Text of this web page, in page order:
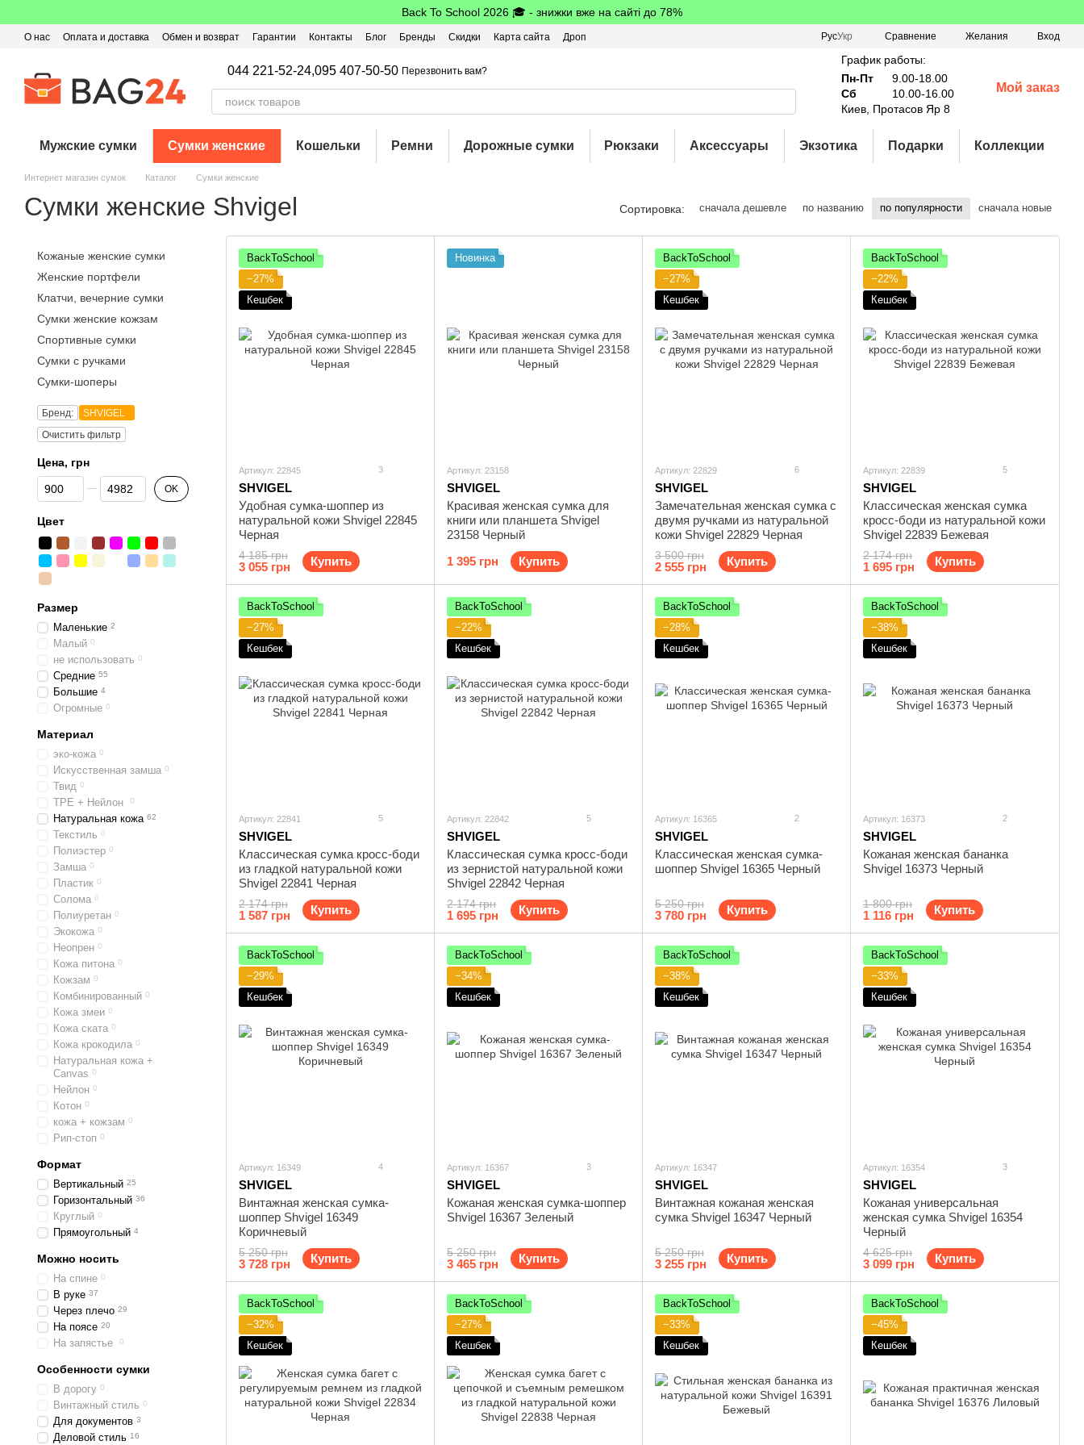
Back To School 2026 🎓 - знижки вже на сайті до 78%
О нас Оплата и доставка Обмен и возврат Гарантии Контакты Блог Бренды Скидки Карта сайта
Дроп
РусУкр Сравнение Желания Вход
044 221-52-24,095 407-50-50 Перезвонить вам?
График работы:
Пн-Пт
9.00-18.00
Сб
10.00-16.00
Киев, Протасов Яр 8
Мой заказ
Мужские сумки Сумки женские Кошельки Ремни Дорожные сумки Рюкзаки Аксессуары Экзотика Подарки Коллекции
Интернет магазин сумок Каталог Сумки женские
Сумки женские Shvigel Сортировка: сначала дешевле по названию по популярности сначала новые
BackToSchool
−27%
Кешбек
Артикул: 22845 3
SHVIGEL
Удобная сумка-шоппер из
натуральной кожи Shvigel 22845
Черная
4 185 грн
3 055 грн Купить
Новинка
Артикул: 23158
SHVIGEL
Красивая женская сумка для
книги или планшета Shvigel
23158 Черный
1 395 грн
Купить
BackToSchool
−27%
Кешбек
Артикул: 22829 6
SHVIGEL
Замечательная женская сумка с
двумя ручками из натуральной
кожи Shvigel 22829 Черная
3 500 грн
2 555 грн Купить
BackToSchool
−22%
Кешбек
Артикул: 22839 5
SHVIGEL
Классическая женская сумка
кросс-боди из натуральной кожи
Shvigel 22839 Бежевая
2 174 грн
1 695 грн Купить
BackToSchool
−27%
Кешбек
Артикул: 22841 5
SHVIGEL
Классическая сумка кросс-боди
из гладкой натуральной кожи
Shvigel 22841 Черная
2 174 грн
1 587 грн Купить
BackToSchool
−22%
Кешбек
Артикул: 22842 5
SHVIGEL
Классическая сумка кросс-боди
из зернистой натуральной кожи
Shvigel 22842 Черная
2 174 грн
1 695 грн Купить
BackToSchool
−28%
Кешбек
Артикул: 16365 2
SHVIGEL
Классическая женская сумка-
шоппер Shvigel 16365 Черный
5 250 грн
3 780 грн Купить
BackToSchool
−38%
Кешбек
Артикул: 16373 2
SHVIGEL
Кожаная женская бананка
Shvigel 16373 Черный
1 800 грн
1 116 грн Купить
BackToSchool
−29%
Кешбек
Артикул: 16349 4
SHVIGEL
Винтажная женская сумка-
шоппер Shvigel 16349
Коричневый
5 250 грн
3 728 грн Купить
BackToSchool
−34%
Кешбек
Артикул: 16367 3
SHVIGEL
Кожаная женская сумка-шоппер
Shvigel 16367 Зеленый
5 250 грн
3 465 грн Купить
BackToSchool
−38%
Кешбек
Артикул: 16347
SHVIGEL
Винтажная кожаная женская
сумка Shvigel 16347 Черный
5 250 грн
3 255 грн Купить
BackToSchool
−33%
Кешбек
Артикул: 16354 3
SHVIGEL
Кожаная универсальная
женская сумка Shvigel 16354
Черный
4 625 грн
3 099 грн Купить
BackToSchool
−32%
Кешбек
BackToSchool
−27%
Кешбек
BackToSchool
−33%
Кешбек
BackToSchool
−45%
Кешбек
Кожаные женские сумки
Женские портфели
Клатчи, вечерние сумки
Сумки женские кожзам
Спортивные сумки
Сумки с ручками
Сумки-шоперы
Бренд:
SHVIGEL
Очистить фильтр
Цена, грн
От Цена, грн
До Цена, грн OK
Цвет
Размер
Маленькие 2
Малый 0
не использовать 0
Средние 55
Большие 4
Огромные 0
Материал
эко-кожа 0
Искусственная замша 0
Твид 0
TPE + Нейлон 0
Натуральная кожа 62
Текстиль 0
Полиэстер 0
Замша 0
Пластик 0
Солома 0
Полиуретан 0
Экокожа 0
Неопрен 0
Кожа питона 0
Кожзам 0
Комбинированный 0
Кожа змеи 0
Кожа ската 0
Кожа крокодила 0
Натуральная кожа +
Canvas 0
Нейлон 0
Котон 0
кожа + кожзам 0
Рип-стоп 0
Формат
Вертикальный 25
Горизонтальный 36
Круглый 0
Прямоугольный 4
Можно носить
На спине 0
В руке 37
Через плечо 29
На поясе 20
На запястье 0
Особенности сумки
В дорогу 0
Винтажный стиль 0
Для документов 3
Деловой стиль 16